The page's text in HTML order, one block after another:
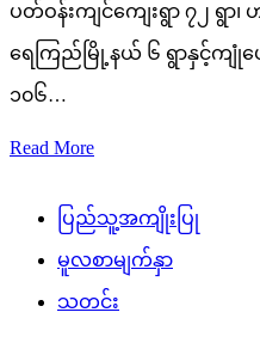
ပတ်ဝန်းကျင်ကျေးရွာ ၇၂ ရွာ၊
ရေကြည်မြို့နယ် ၆ ရွာနှင့်ကျုံပျ
၁၀၆…
Read More
ပြည်သူ့အကျိုးပြု
မူလစာမျက်နှာ
သတင်း